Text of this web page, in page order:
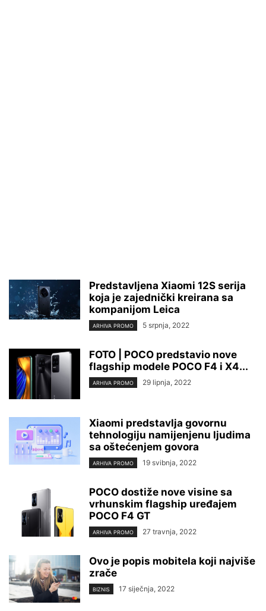
Predstavljena Xiaomi 12S serija
koja je zajednički kreirana sa
kompanijom Leica
ARHIVA PROMO 5 srpnja, 2022
FOTO | POCO predstavio nove
flagship modele POCO F4 i X4...
ARHIVA PROMO 29 lipnja, 2022
Xiaomi predstavlja govornu
tehnologiju namijenjenu ljudima
sa oštećenjem govora
ARHIVA PROMO 19 svibnja, 2022
POCO dostiže nove visine sa
vrhunskim flagship uređajem
POCO F4 GT
ARHIVA PROMO 27 travnja, 2022
Ovo je popis mobitela koji najviše
zrače
BIZNIS 17 siječnja, 2022